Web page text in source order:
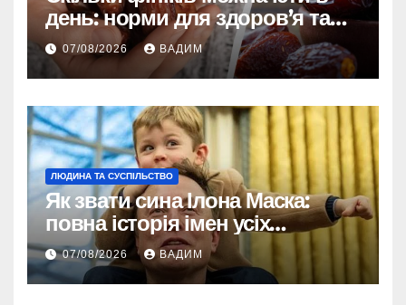
день: норми для здоров’я та
енергії
07/08/2026 ВАДИМ
ЛЮДИНА ТА СУСПІЛЬСТВО
Як звати сина Ілона Маска:
повна історія імен усіх
хлопчиків мільярдера
07/08/2026 ВАДИМ